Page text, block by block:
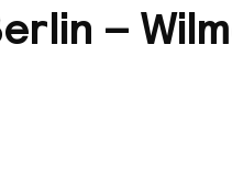
–